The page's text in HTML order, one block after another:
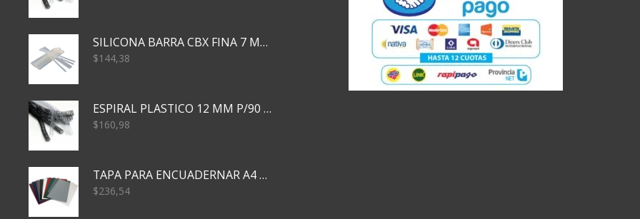
SILICONA BARRA CBX FINA 7 MM 28 CM
$144,38
ESPIRAL PLASTICO 12 MM P/90 HJS X50X1500
$160,98
TAPA PARA ENCUADERNAR A4 TRANSP x50x500
$236,54